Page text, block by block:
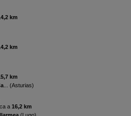
km
km
km
... (Asturias)
a 16,2 km